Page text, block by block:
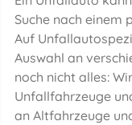
Suche nach einem
Auf
Auswahl an
noch nicht alles:
Unfallfahrzeuge
an Altfahrzeuge